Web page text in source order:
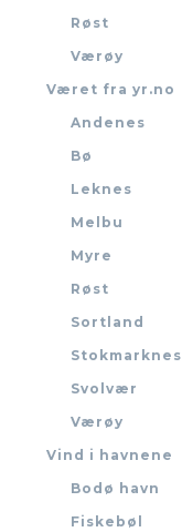
Røst
Værøy
Været fra yr.no
Andenes
Bø
Leknes
Melbu
Myre
Røst
Sortland
Stokmarknes
Svolvær
Værøy
Vind i havnene
Bodø havn
Fiskebøl